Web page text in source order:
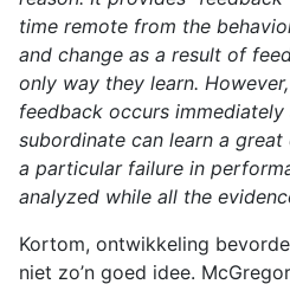
time remote from the
and change as a result of
only way they learn.
feedback occurs
subordinate can learn a
a particular failure in
analyzed while all the
Kortom, ontwikkeling
niet zo’n goed idee.